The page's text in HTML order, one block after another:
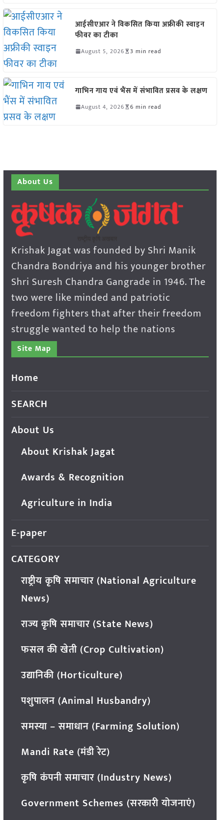
आईसीएआर ने विकसित किया अफ्रीकी स्वाइन
फीवर का टीका
August 5, 2026 3 min read
गाभिन गाय एवं भैंस में संभावित प्रसव के लक्षण
August 4, 2026 6 min read
About Us
Krishak Jagat was founded by Shri Manik
Chandra Bondriya and his younger brother
Shri Suresh Chandra Gangrade in 1946. The
two were like minded and patriotic
freedom fighters that after their freedom
struggle wanted to help the nations
Site Map
Home
SEARCH
About Us
About Krishak Jagat
Awards & Recognition
Agriculture in India
E-paper
CATEGORY
राष्ट्रीय कृषि समाचार (National Agriculture
News)
राज्य कृषि समाचार (State News)
फसल की खेती (Crop Cultivation)
उद्यानिकी (Horticulture)
पशुपालन (Animal Husbandry)
समस्या – समाधान (Farming Solution)
Mandi Rate (मंडी रेट)
कृषि कंपनी समाचार (Industry News)
Government Schemes (सरकारी योजनाएं)